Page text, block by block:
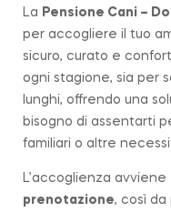
La Pensione Cani –
per accogliere il tuo
sicuro, curato e
ogni stagione, sia per
lunghi, offrendo una
bisogno di assentarti
familiari o altre
L’accoglienza avviene
prenotazione, così da